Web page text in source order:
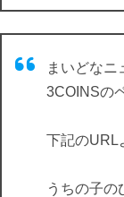
まいどなニ
3COINSの
下記のURL
うちの子